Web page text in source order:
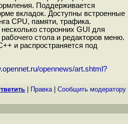
Поддерживается
вкладок. Доступны встроенные
CPU, памяти, трафика.
сторонних GUI для
стола и редакторов меню.
и распространяется под
opennews/art.shtml?
Правка| Cообщить модератору